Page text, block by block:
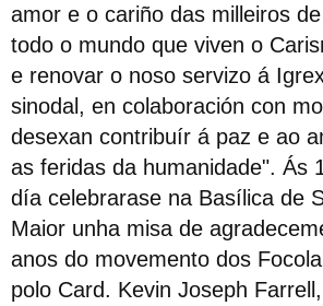
amor e o cariño das milleiros
todo o mundo que viven o
e renovar o noso servizo á
sinodal, en colaboración con
desexan contribuír á paz e ao
as feridas da humanidade". Ás
día celebrarase na Basílica de
Maior unha misa de
anos do movemento dos
polo Card. Kevin Joseph